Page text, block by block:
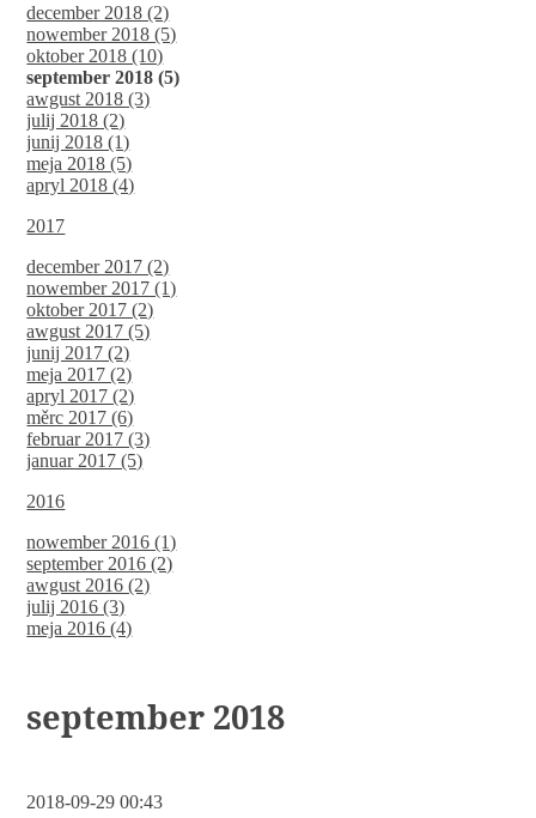
december 2018 (2)
nowember 2018 (5)
oktober 2018 (10)
september 2018 (5)
awgust 2018 (3)
julij 2018 (2)
junij 2018 (1)
meja 2018 (5)
apryl 2018 (4)
2017
december 2017 (2)
nowember 2017 (1)
oktober 2017 (2)
awgust 2017 (5)
junij 2017 (2)
meja 2017 (2)
apryl 2017 (2)
měrc 2017 (6)
februar 2017 (3)
januar 2017 (5)
2016
nowember 2016 (1)
september 2016 (2)
awgust 2016 (2)
julij 2016 (3)
meja 2016 (4)
september 2018
2018-09-29 00:43